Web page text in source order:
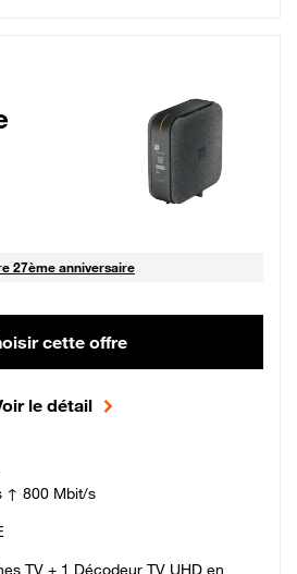
puis 49,99 € par mois, Sans engagement
27ème anniversaire
cette offre
le détail
↑ 800 Mbit/s
TV + 1 Décodeur TV UHD en